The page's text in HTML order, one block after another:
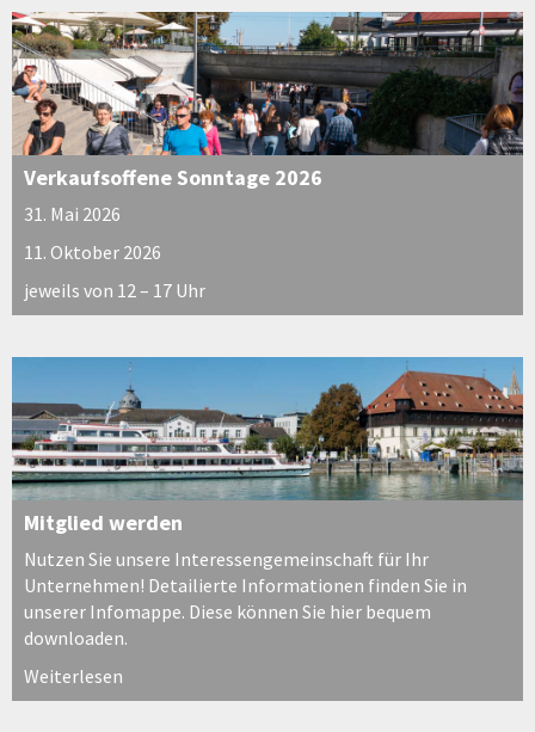
Verkaufsoffene Sonntage 2026
31. Mai 2026
11. Oktober 2026
jeweils von 12 – 17 Uhr
Mitglied werden
Nutzen Sie unsere Interessengemeinschaft für Ihr
Unternehmen! Detailierte Informationen finden Sie in
unserer Infomappe. Diese können Sie hier bequem
downloaden.
Weiterlesen